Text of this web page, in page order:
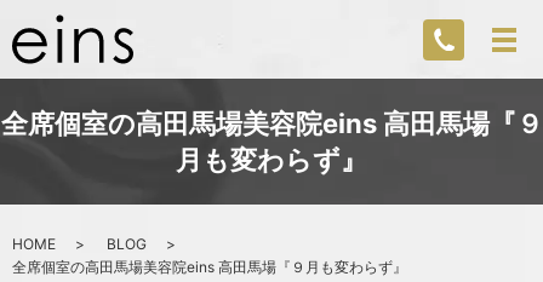
全席個室の高田馬場美容院eins 高田馬場『９
月も変わらず』
HOME
BLOG
全席個室の高田馬場美容院eins 高田馬場『９月も変わらず』